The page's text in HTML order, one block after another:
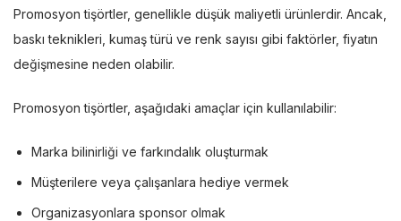
Promosyon tişörtler, genellikle düşük maliyetli ürünlerdir. Ancak,
baskı teknikleri, kumaş türü ve renk sayısı gibi faktörler, fiyatın
değişmesine neden olabilir.
Promosyon tişörtler, aşağıdaki amaçlar için kullanılabilir:
Marka bilinirliği ve farkındalık oluşturmak
Müşterilere veya çalışanlara hediye vermek
Organizasyonlara sponsor olmak